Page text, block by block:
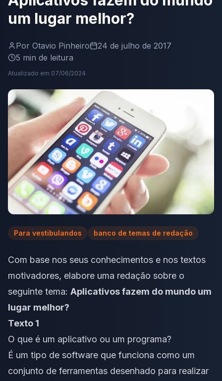
um lugar melhor?
Por Otavio Pinheiro
24 de julho de 2017
5 min de leitura
Atualizado em 07/06/2024
Para vestibulandos banco de temas de redação
Com base nos seus conhecimentos e nos textos
motivadores, elabore uma redação sobre o
seguinte tema: Aplicativos fazem do mundo um
lugar melhor?
Texto 1
O que é um aplicativo ou um programa?
É um tipo de software que funciona como um
conjunto de ferramentas desenhado para realizar